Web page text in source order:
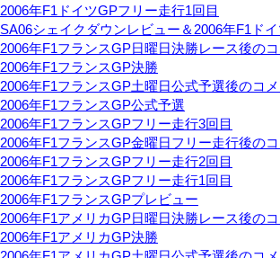
2006年F1ドイツGPフリー走行1回目
SA06シェイクダウンレビュー＆2006年F1ド
2006年F1フランスGP日曜日決勝レース後の
2006年F1フランスGP決勝
2006年F1フランスGP土曜日公式予選後のコ
2006年F1フランスGP公式予選
2006年F1フランスGPフリー走行3回目
2006年F1フランスGP金曜日フリー走行後の
2006年F1フランスGPフリー走行2回目
2006年F1フランスGPフリー走行1回目
2006年F1フランスGPプレビュー
2006年F1アメリカGP日曜日決勝レース後の
2006年F1アメリカGP決勝